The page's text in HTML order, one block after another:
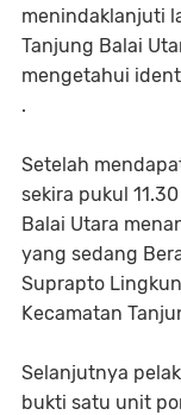
menindaklanjuti
Tanjung Balai
mengetahui
.
Setelah
sekira pukul
Balai Utara
yang sedang
Suprapto
Kecamatan
Selanjutnya
bukti satu unit